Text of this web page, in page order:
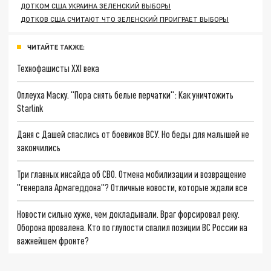
ДОТКОМ США УКРАИНА ЗЕЛЕНСКИЙ ВЫБОРЫ
ДОТКОВ США СЧИТАЮТ ЧТО ЗЕЛЕНСКИЙ ПРОИГРАЕТ ВЫБОРЫ
ЧИТАЙТЕ ТАКЖЕ:
Технофашисты XXI века
Оплеуха Маску. "Пора снять белые перчатки": Как уничтожить
Starlink
Даня с Дашей спаслись от боевиков ВСУ. Но беды для малышей не
закончились
Три главных инсайда об СВО. Отмена мобилизации и возвращение
"генерала Армагеддона"? Отличные новости, которые ждали все
Новости сильно хуже, чем докладывали. Враг форсировал реку.
Оборона провалена. Кто по глупости спалил позиции ВС России на
важнейшем фронте?